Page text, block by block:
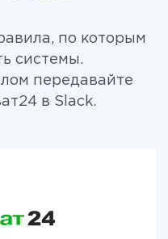
по которым
системы.
передавайте
в Slack.